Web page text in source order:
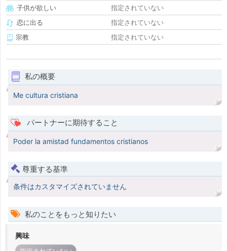
子供が欲しい
指定されていない
恋に出る
指定されていない
宗教
指定されていない
私の概要
Me cultura cristiana
パートナーに期待すること
Poder la amistad fundamentos cristianos
尊重する基準
条件はカスタマイズされていません
私のことをもっと知りたい
興味